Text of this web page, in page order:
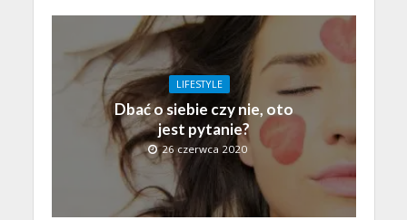
LIFESTYLE
Dbać o siebie czy nie, oto
jest pytanie?
26 czerwca 2020